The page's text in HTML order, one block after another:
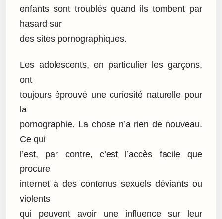
enfants sont troublés quand ils tombent par
hasard sur
des sites pornographiques.
Les adolescents, en particulier les garçons,
ont
toujours éprouvé une curiosité naturelle pour
la
pornographie. La chose n’a rien de nouveau.
Ce qui
l’est, par contre, c’est l’accès facile que
procure
internet à des contenus sexuels déviants ou
violents
qui peuvent avoir une influence sur leur